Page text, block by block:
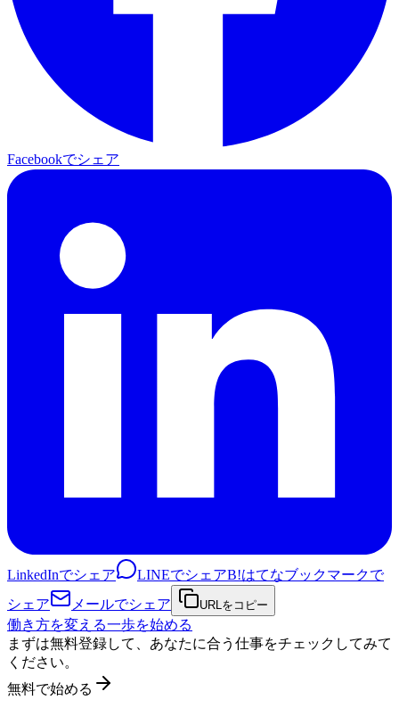
Facebookでシェア
LinkedInでシェア LINEでシェアB!はてなブックマークで
シェア
メールでシェア URLをコピー
働き方を変える一歩を始める
まずは無料登録して、あなたに合う仕事をチェックしてみて
ください。
無料で始める